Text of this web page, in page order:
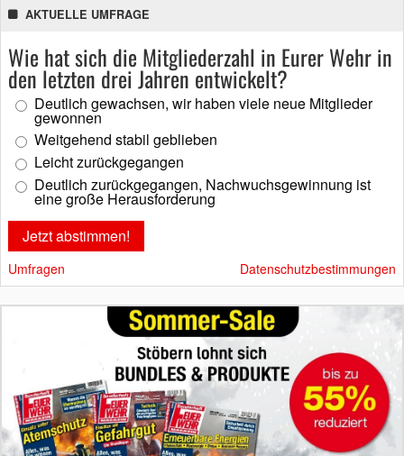
AKTUELLE UMFRAGE
Wie hat sich die Mitgliederzahl in Eurer Wehr in
den letzten drei Jahren entwickelt?
Deutlich gewachsen, wir haben viele neue Mitglieder
gewonnen
Weitgehend stabil geblieben
Leicht zurückgegangen
Deutlich zurückgegangen, Nachwuchsgewinnung ist
eine große Herausforderung
Umfragen Datenschutzbestimmungen